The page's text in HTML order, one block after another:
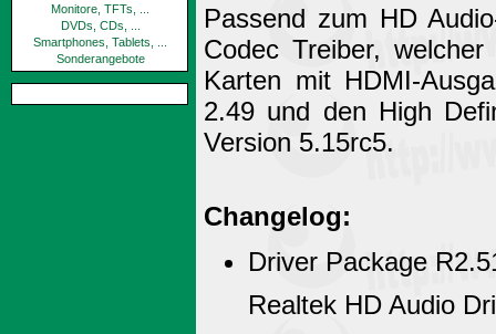
Monitore, TFTs, ...
DVDs, CDs, ...
Smartphones, Tablets, ...
Sonderangebote
Passend zum HD
Codec Treiber,
Karten mit HDMI-
2.49 und den High
Version 5.15rc5.
Changelog:
Driver Package
Realtek HD Audio